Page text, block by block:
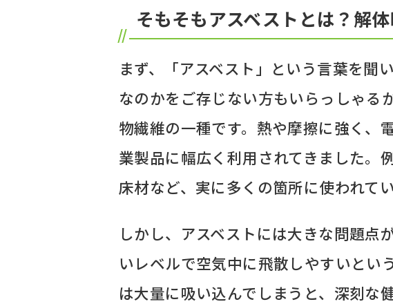
そもそもアスベストとは？解
まず、「アスベスト」という言葉を聞
なのかをご存じない方もいらっしゃる
物繊維の一種です。熱や摩擦に強く、
業製品に幅広く利用されてきました。
床材など、実に多くの箇所に使われてい
しかし、アスベストには大きな問題点
いレベルで空気中に飛散しやすいとい
は大量に吸い込んでしまうと、深刻な